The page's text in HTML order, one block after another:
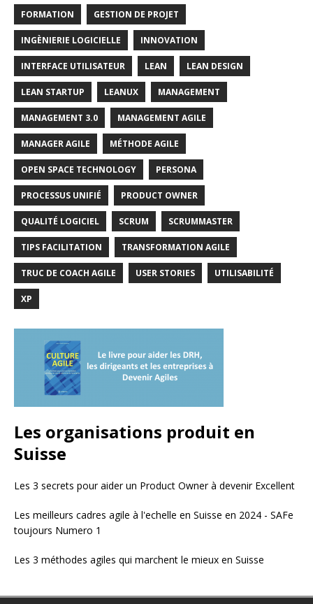
FORMATION GESTION DE PROJET
INGÈNIERIE LOGICIELLE INNOVATION
INTERFACE UTILISATEUR LEAN LEAN DESIGN
LEAN STARTUP LEANUX MANAGEMENT
MANAGEMENT 3.0 MANAGEMENT AGILE
MANAGER AGILE MÉTHODE AGILE
OPEN SPACE TECHNOLOGY PERSONA
PROCESSUS UNIFIÉ PRODUCT OWNER
QUALITÉ LOGICIEL SCRUM SCRUMMASTER
TIPS FACILITATION TRANSFORMATION AGILE
TRUC DE COACH AGILE USER STORIES UTILISABILITÉ
XP
Les organisations produit en
Suisse
Les 3 secrets pour aider un Product Owner à devenir Excellent
Les meilleurs cadres agile à l'echelle en Suisse en 2024 - SAFe
toujours Numero 1
Les 3 méthodes agiles qui marchent le mieux en Suisse